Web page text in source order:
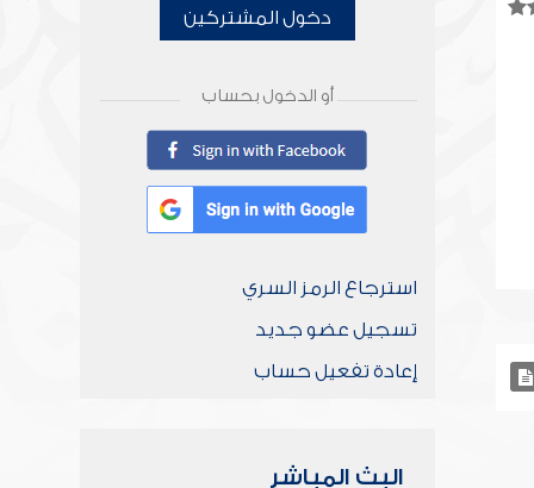
دخول المشتركين
أو الدخول بحساب
استرجاع الرمز السري
تسجيل عضو جديد
إعادة تفعيل حساب
البث المباشر